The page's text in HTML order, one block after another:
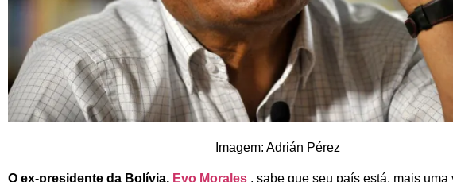
Imagem: Adrián Pérez
O ex-presidente da Bolívia, Evo Morales , sabe que seu país está, mais uma